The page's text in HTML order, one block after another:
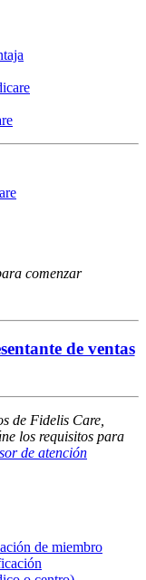
comenzar
de ventas
de Fidelis Care,
los requisitos para
de atención
de miembro